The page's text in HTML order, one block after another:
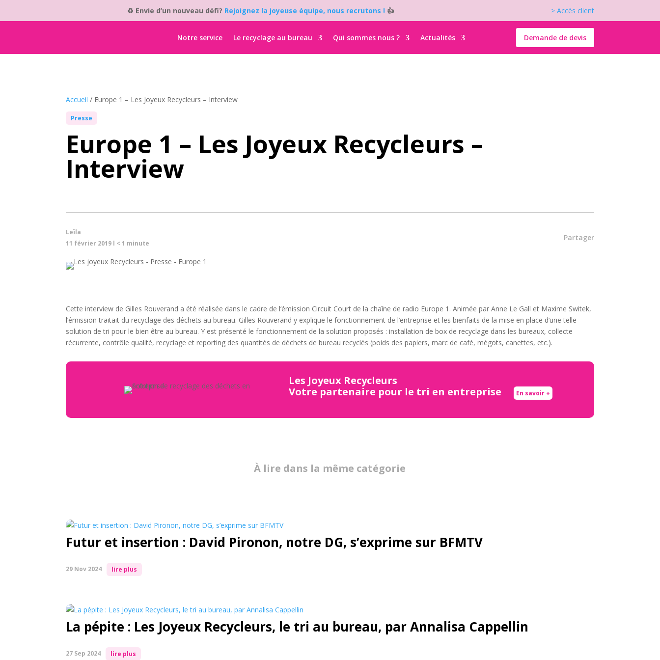
♻️ Envie d’un nouveau défi? Rejoignez la joyeuse équipe, nous recrutons !👍 > Accès client
Notre service Le recyclage au bureau Qui sommes nous ? Actualités Demande de devis
Accueil / Europe 1 – Les Joyeux Recycleurs – Interview
Presse
Europe 1 – Les Joyeux Recycleurs –
Interview
Leïla
11 février 2019 l < 1 minute
Partager
Cette interview de Gilles Rouverand a été réalisée dans le cadre de l’émission Circuit Court de la chaîne de radio Europe 1. Animée par Anne Le Gall et Maxime Switek,
l’émission traitait du recyclage des déchets au bureau. Gilles Rouverand y explique le fonctionnement de l’entreprise et les bienfaits de la mise en place d’une telle
solution de tri pour le bien être au bureau. Y est présenté le fonctionnement de la solution proposés : installation de box de recyclage dans les bureaux, collecte
récurrente, contrôle qualité, recyclage et reporting des quantités de déchets de bureau recyclés (poids des papiers, marc de café, mégots, canettes, etc.).
Les Joyeux Recycleurs
Votre partenaire pour le tri en entreprise
En savoir +
À lire dans la même catégorie
Futur et insertion : David Pironon, notre DG, s’exprime sur BFMTV
29 Nov 2024 lire plus
La pépite : Les Joyeux Recycleurs, le tri au bureau, par Annalisa Cappellin
27 Sep 2024 lire plus